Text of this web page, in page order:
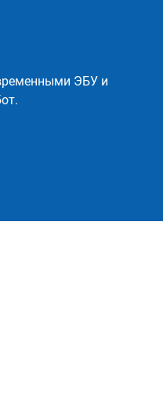
ЭБУ и